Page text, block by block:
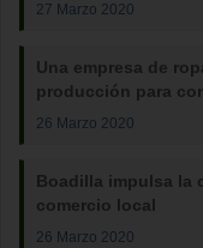
27 Marzo 2020
Una empresa de
producción para
26 Marzo 2020
Boadilla impulsa la
comercio local
26 Marzo 2020